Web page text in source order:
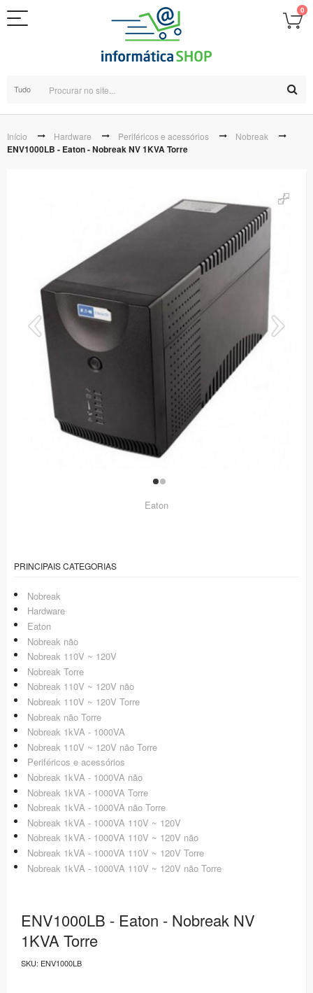
0
Tudo
Início Hardware Periféricos e acessórios Nobreak
ENV1000LB - Eaton - Nobreak NV 1KVA Torre
Eaton
PRINCIPAIS CATEGORIAS
Nobreak
Hardware
Eaton
Nobreak não
Nobreak 110V ~ 120V
Nobreak Torre
Nobreak 110V ~ 120V não
Nobreak 110V ~ 120V Torre
Nobreak não Torre
Nobreak 1kVA - 1000VA
Nobreak 110V ~ 120V não Torre
Periféricos e acessórios
Nobreak 1kVA - 1000VA não
Nobreak 1kVA - 1000VA Torre
Nobreak 1kVA - 1000VA não Torre
Nobreak 1kVA - 1000VA 110V ~ 120V
Nobreak 1kVA - 1000VA 110V ~ 120V não
Nobreak 1kVA - 1000VA 110V ~ 120V Torre
Nobreak 1kVA - 1000VA 110V ~ 120V não Torre
ENV1000LB - Eaton - Nobreak NV
1KVA Torre
SKU: ENV1000LB